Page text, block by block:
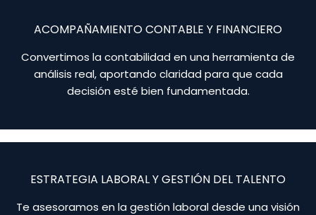
ACOMPAÑAMIENTO CONTABLE Y FINANCIERO
Convertimos la contabilidad en una herramienta de
análisis real, aportando claridad para que cada
decisión esté bien fundamentada.
ESTRATEGIA LABORAL Y GESTIÓN DEL TALENTO
Te asesoramos en la gestión laboral desde una visión